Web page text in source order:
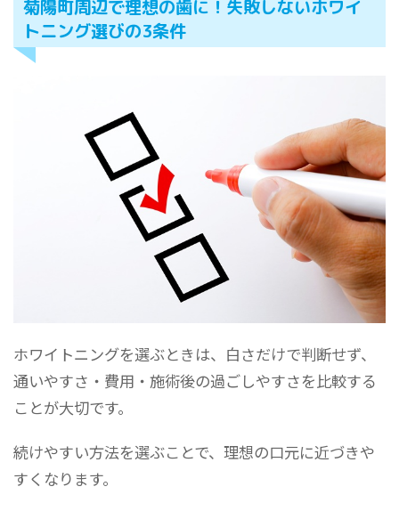
菊陽町周辺で理想の歯に！失敗しないホワイ
トニング選びの3条件
ホワイトニングを選ぶときは、白さだけで判断せず、
通いやすさ・費用・施術後の過ごしやすさを比較する
ことが大切です。
続けやすい方法を選ぶことで、理想の口元に近づきや
すくなります。